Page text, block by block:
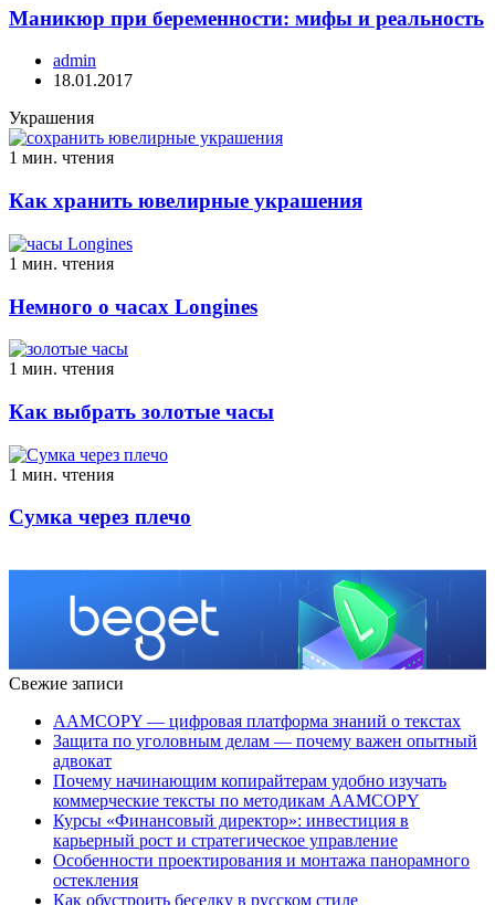
Маникюр при беременности: мифы и реальность
admin
18.01.2017
Украшения
1 мин. чтения
Как хранить ювелирные украшения
1 мин. чтения
Немного о часах Longines
1 мин. чтения
Как выбрать золотые часы
1 мин. чтения
Сумка через плечо
Свежие записи
AAMCOPY — цифровая платформа знаний о текстах
Защита по уголовным делам — почему важен опытный
адвокат
Почему начинающим копирайтерам удобно изучать
коммерческие тексты по методикам AAMCOPY
Курсы «Финансовый директор»: инвестиция в
карьерный рост и стратегическое управление
Особенности проектирования и монтажа панорамного
остекления
Как обустроить беседку в русском стиле